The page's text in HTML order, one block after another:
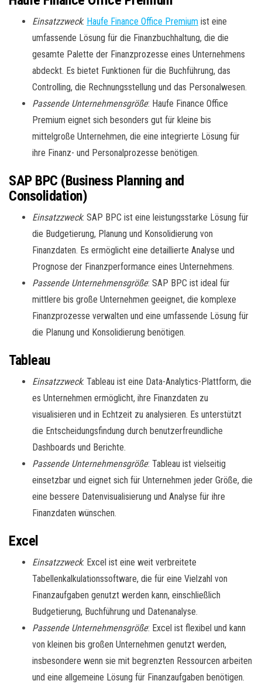
Einsatzzweck: Haufe Finance Office Premium ist eine
umfassende Lösung für die Finanzbuchhaltung, die die
gesamte Palette der Finanzprozesse eines Unternehmens
abdeckt. Es bietet Funktionen für die Buchführung, das
Controlling, die Rechnungsstellung und das Personalwesen.
Passende Unternehmensgröße: Haufe Finance Office
Premium eignet sich besonders gut für kleine bis
mittelgroße Unternehmen, die eine integrierte Lösung für
ihre Finanz- und Personalprozesse benötigen.
SAP BPC (Business Planning and
Consolidation)
Einsatzzweck: SAP BPC ist eine leistungsstarke Lösung für
die Budgetierung, Planung und Konsolidierung von
Finanzdaten. Es ermöglicht eine detaillierte Analyse und
Prognose der Finanzperformance eines Unternehmens.
Passende Unternehmensgröße: SAP BPC ist ideal für
mittlere bis große Unternehmen geeignet, die komplexe
Finanzprozesse verwalten und eine umfassende Lösung für
die Planung und Konsolidierung benötigen.
Tableau
Einsatzzweck: Tableau ist eine Data-Analytics-Plattform, die
es Unternehmen ermöglicht, ihre Finanzdaten zu
visualisieren und in Echtzeit zu analysieren. Es unterstützt
die Entscheidungsfindung durch benutzerfreundliche
Dashboards und Berichte.
Passende Unternehmensgröße: Tableau ist vielseitig
einsetzbar und eignet sich für Unternehmen jeder Größe, die
eine bessere Datenvisualisierung und Analyse für ihre
Finanzdaten wünschen.
Excel
Einsatzzweck: Excel ist eine weit verbreitete
Tabellenkalkulationssoftware, die für eine Vielzahl von
Finanzaufgaben genutzt werden kann, einschließlich
Budgetierung, Buchführung und Datenanalyse.
Passende Unternehmensgröße: Excel ist flexibel und kann
von kleinen bis großen Unternehmen genutzt werden,
insbesondere wenn sie mit begrenzten Ressourcen arbeiten
und eine allgemeine Lösung für Finanzaufgaben benötigen.